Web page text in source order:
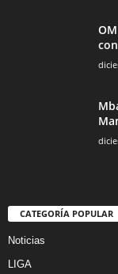
CATEGORÍA POPULAR
Noticias
LIGA